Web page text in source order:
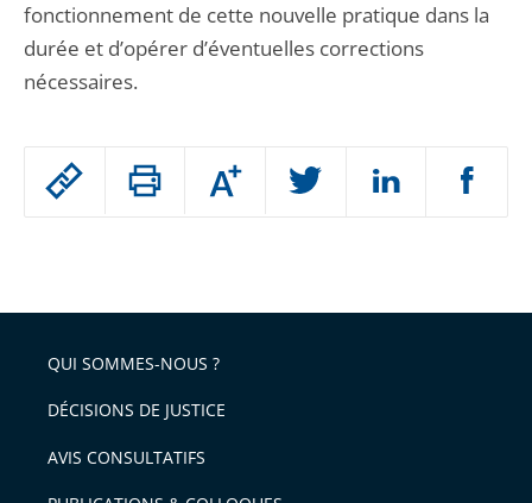
Passer
arriver
après
Augmenter
ou
l'article
pour
avant
fonctionnement de cette nouvelle pratique dans la
durée et d’opérer d’éventuelles corrections
nécessaires.
QUI SOMMES-NOUS ?
DÉCISIONS DE JUSTICE
AVIS CONSULTATIFS